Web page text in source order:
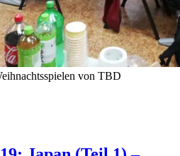
von TBD